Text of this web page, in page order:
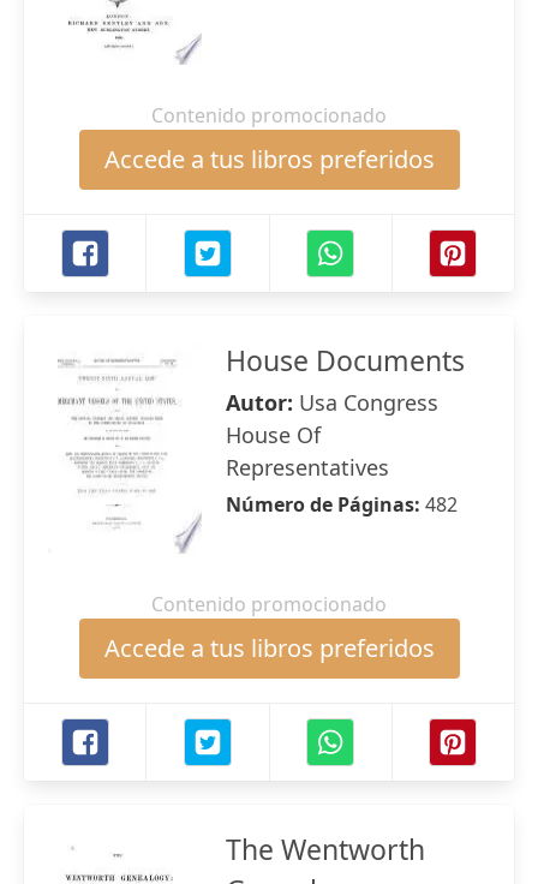
Contenido promocionado
Accede a tus libros preferidos
House Documents
Autor: Usa Congress
House Of
Representatives
Número de Páginas: 482
Contenido promocionado
Accede a tus libros preferidos
The Wentworth